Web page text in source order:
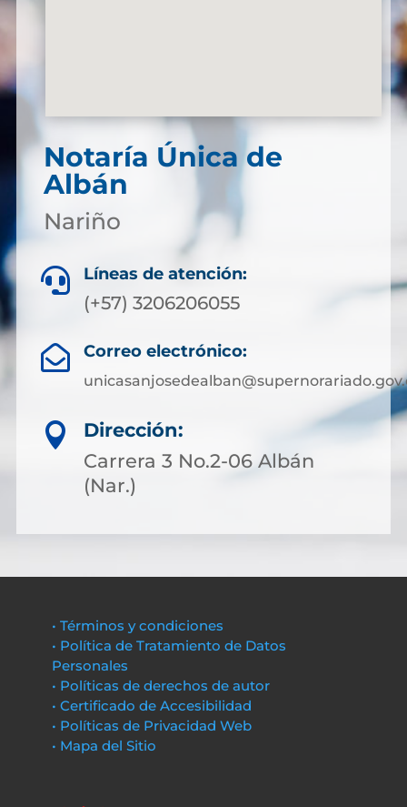
Notaría Única de
Albán
Nariño
 Líneas de atención:
(+57) 3206206055
 Correo electrónico:

Dirección:
Carrera 3 No.2-06 Albán
(Nar.)
• Términos y condiciones
• Política de Tratamiento de Datos
Personales
• Políticas de derechos de autor
• Certificado de Accesibilidad
• Políticas de Privacidad Web
• Mapa del Sitio